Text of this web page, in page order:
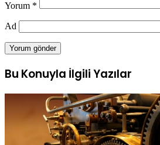
Yorum *
Ad
Bu Konuyla İlgili Yazılar